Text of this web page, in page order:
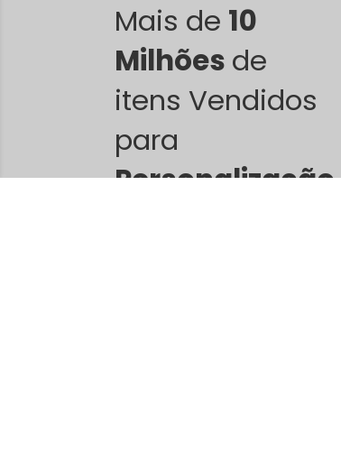
Mais de 10
Milhões de
itens Vendidos
para
Personalização.